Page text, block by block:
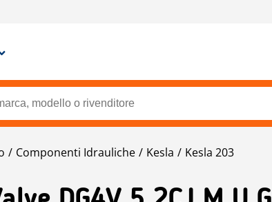
Componenti Idrauliche Kesla Kesla 203